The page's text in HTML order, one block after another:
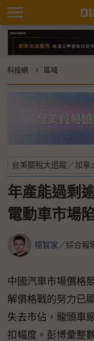
科技網 區域
年產能過剩
電動車市場
楊智家 ／綜合報
中國汽車市場價格
解價格戰的努力已
失去市佔，龍頭車
扣幅度。彭博彙整